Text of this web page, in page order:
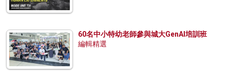
60名中小特幼老師參與城大GenAI培訓班
編輯精選